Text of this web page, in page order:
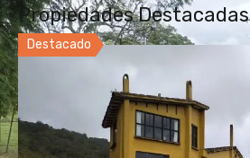
Propiedades Destacadas
Destacado